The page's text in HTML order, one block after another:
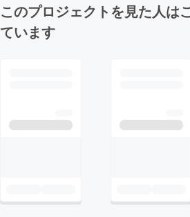
このプロジェクトを見た人は
ています